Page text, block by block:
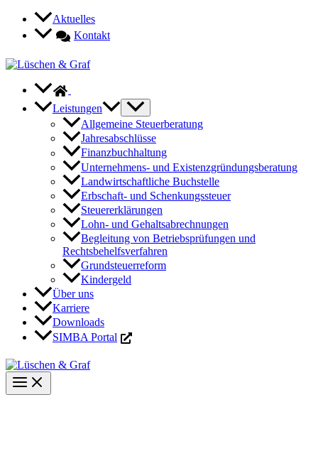
Zum
springen
Aktuelles
Kontakt
Leistungen
Allgemeine Steuerberatung
Jahresabschlüsse
Finanzbuchhaltung
Unternehmens- und Existenzgründungsberatung
Landwirtschaftliche Buchstelle
Erbschaft- und Schenkungssteuer
Steuererklärungen
Lohn- und Gehaltsabrechnungen
Begleitung von Betriebsprüfungen und
Rechtsbehelfsverfahren
Grundsteuerreform
Kindergeld
Über uns
Karriere
Downloads
SIMBA Portal